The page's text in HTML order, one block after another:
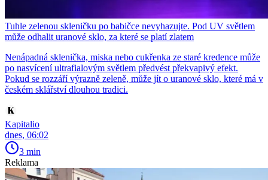
Tuhle zelenou skleničku po babičce nevyhazujte. Pod UV světlem
může odhalit uranové sklo, za které se platí zlatem
Nenápadná sklenička, miska nebo cukřenka ze staré kredence může
po nasvícení ultrafialovým světlem předvést překvapivý efekt.
Pokud se rozzáří výrazně zeleně, může jít o uranové sklo, které má v
českém sklářství dlouhou tradici.
Kapitalio
dnes, 06:02
3 min
Reklama